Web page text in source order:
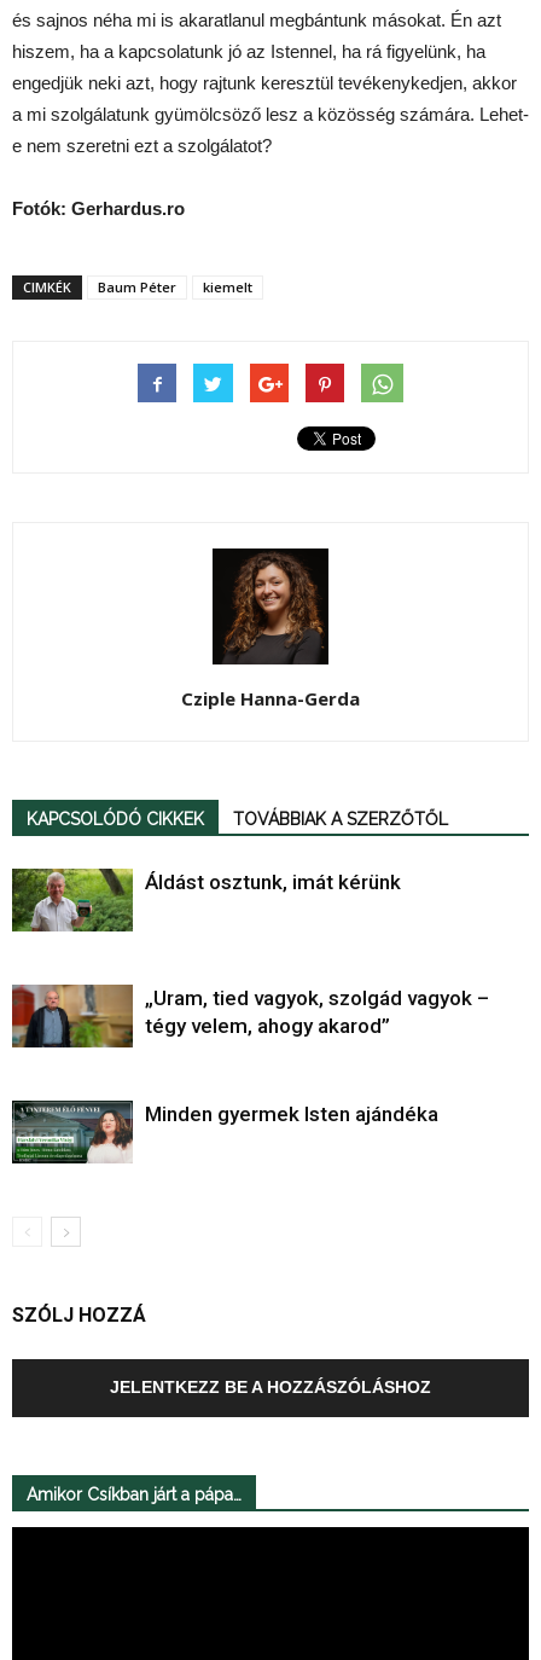
és sajnos néha mi is akaratlanul megbántunk másokat. Én azt
hiszem, ha a kapcsolatunk jó az Istennel, ha rá figyelünk, ha
engedjük neki azt, hogy rajtunk keresztül tevékenykedjen, akkor
a mi szolgálatunk gyümölcsöző lesz a közösség számára. Lehet-
e nem szeretni ezt a szolgálatot?
Fotók: Gerhardus.ro
CIMKÉK Baum Péter kiemelt
Cziple Hanna-Gerda
KAPCSOLÓDÓ CIKKEK TOVÁBBIAK A SZERZŐTŐL
Áldást osztunk, imát kérünk
„Uram, tied vagyok, szolgád vagyok –
tégy velem, ahogy akarod”
Minden gyermek Isten ajándéka
SZÓLJ HOZZÁ
JELENTKEZZ BE A HOZZÁSZÓLÁSHOZ
Amikor Csíkban járt a pápa…